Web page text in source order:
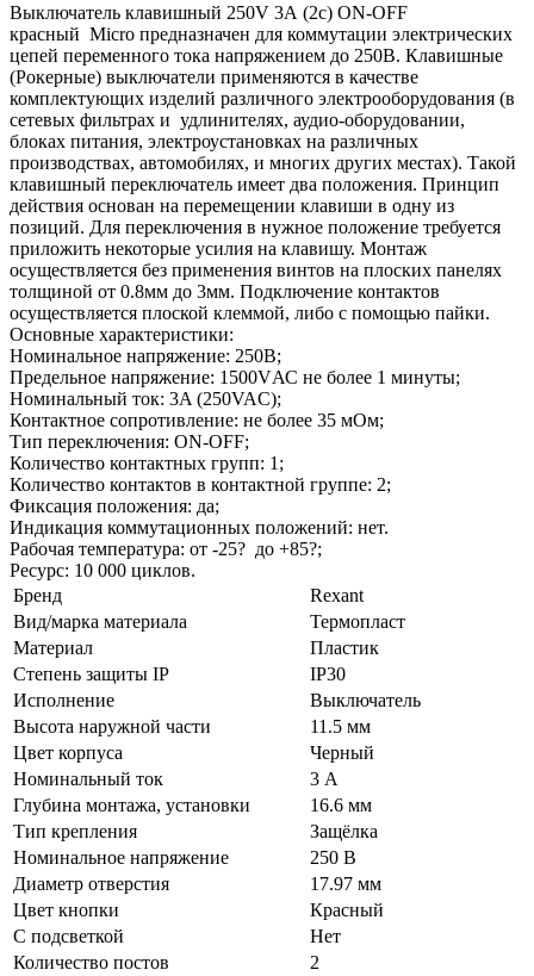
Выключатель клавишный 250V 3А (2с) ON-OFF
красный Micro предназначен для коммутации электрических
цепей переменного тока напряжением до 250В. Клавишные
(Рокерные) выключатели применяются в качестве
комплектующих изделий различного электрооборудования (в
сетевых фильтрах и удлинителях, аудио-оборудовании,
блоках питания, электроустановках на различных
производствах, автомобилях, и многих других местах). Такой
клавишный переключатель имеет два положения. Принцип
действия основан на перемещении клавиши в одну из
позиций. Для переключения в нужное положение требуется
приложить некоторые усилия на клавишу. Монтаж
осуществляется без применения винтов на плоских панелях
толщиной от 0.8мм до 3мм. Подключение контактов
осуществляется плоской клеммой, либо с помощью пайки.
Основные характеристики:
Номинальное напряжение: 250В;
Предельное напряжение: 1500VАС не более 1 минуты;
Номинальный ток: 3A (250VAC);
Контактное сопротивление: не более 35 мОм;
Тип переключения: ON-OFF;
Количество контактных групп: 1;
Количество контактов в контактной группе: 2;
Фиксация положения: да;
Индикация коммутационных положений: нет.
Рабочая температура: от -25? до +85?;
Ресурс: 10 000 циклов.
Бренд
Rexant
Вид/марка материала
Термопласт
Материал
Пластик
Степень защиты IP
IP30
Исполнение
Выключатель
Высота наружной части
11.5 мм
Цвет корпуса
Черный
Номинальный ток
3 А
Глубина монтажа, установки
16.6 мм
Тип крепления
Защёлка
Номинальное напряжение
250 В
Диаметр отверстия
17.97 мм
Цвет кнопки
Красный
С подсветкой
Нет
Количество постов
2